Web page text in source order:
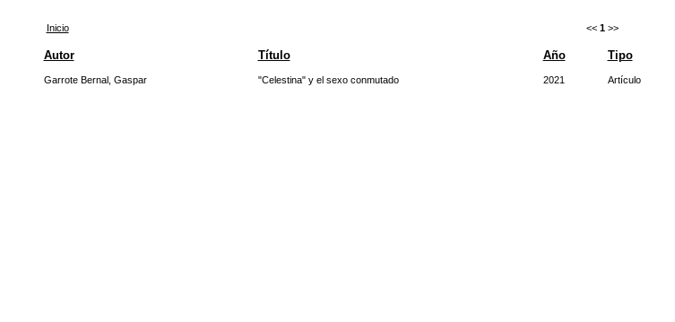
Inicio << 1 >>
Autor Título Año Tipo
Garrote Bernal, Gaspar "Celestina" y el sexo conmutado 2021 Artículo